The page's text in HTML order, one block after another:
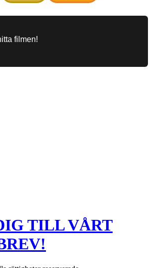
TILL VÅRT